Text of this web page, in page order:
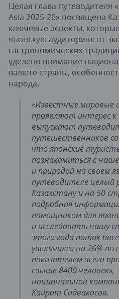
Целая глава путеводителя
Asia 2025-26» посвящена
ключевые аспекты,
японскую аудиторию: от
гастрономических
уделено внимание
валюте страны,
народа.
«Известные мировые
проявляют интерес к
выпускают
путешественников
что японские
познакомиться с
и природой на своем
путеводителе целый
Казахстану и на 50
подробная
помощником для
и исследовать нашу
этого года поток
увеличился на 26% по
показателем всего
свыше 8400
национальной
Кайрат Садвакасов.